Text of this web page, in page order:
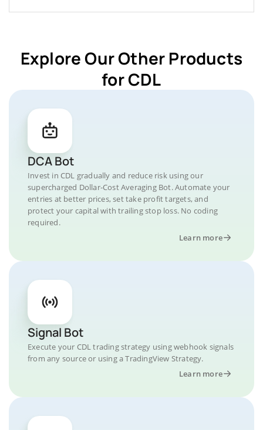
Explore Our Other Products
for CDL
DCA Bot
Invest in CDL gradually and reduce risk using our
supercharged Dollar-Cost Averaging Bot. Automate your
entries at better prices, set take profit targets, and
protect your capital with trailing stop loss. No coding
required.
Learn more
Signal Bot
Execute your CDL trading strategy using webhook signals
from any source or using a TradingView Strategy.
Learn more